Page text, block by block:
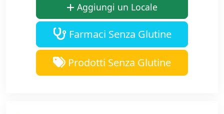
Aggiungi un Locale
Farmaci Senza Glutine
Prodotti Senza Glutine